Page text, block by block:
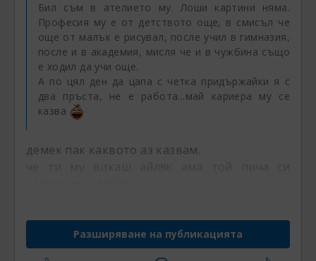
Бил съм в ателието му. Лоши картини няма.
Професия му е от детството още, в смисъл че
още от малък е рисувал, после учил в гимназия,
после и в академия, мисля че и в чужбина също
е ходил да учи още.
А по цял ден да цапа с четка придържайки я с
два пръста, не е работа...май кариера му се
казва
демек пак каквото аз казвам.
Разширяване на публикацията